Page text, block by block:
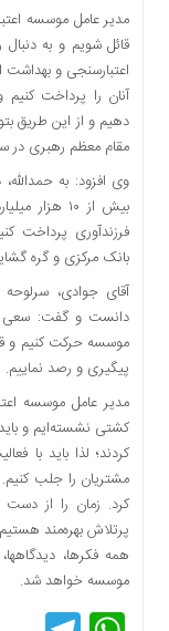
مدیر عامل موسسه
قائل شویم و به
اعتبارسنجی و
آنان را پرداخت
دهیم و از این طریق
مقام معظم رهبری در
بیش از ۱۰
فرزندآوری پرداخت
بانک مرکزی و گره
آقای جوادی، سرلوحه
دانست و گفت: سعی ما
موسسه حرکت کنیم و
پیگیری و رصد نماییم.
مدیر عامل موسسه
کشتی نشسته‌ایم و
کردند؛ لذا باید با
مشتریان را جلب کنیم.
کرد. زمان را از دست
پرتلاش بهره‌مند هستیم
همه فکرها،
موسسه خواهد شد.